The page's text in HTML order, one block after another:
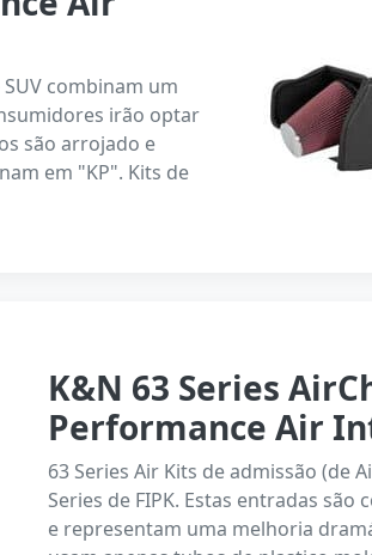
combinam um
irão optar
são arrojado e
em "KP". Kits de
K&N 63 Series
Performance Air
63 Series Air Kits de admissão (de
Series de FIPK. Estas entradas
e representam uma melhoria